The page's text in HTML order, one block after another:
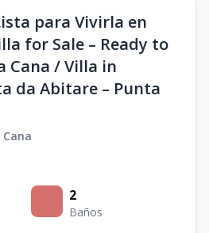
para Vivirla en
for Sale – Ready to
Cana / Villa in
da Abitare – Punta
2
Baños